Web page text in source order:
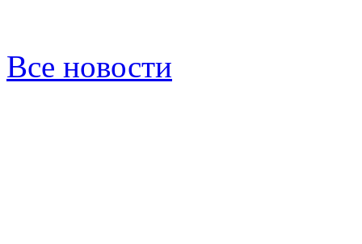
Все новости